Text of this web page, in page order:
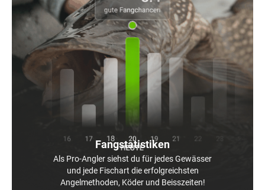
Fangstatistiken
Als Pro-Angler siehst du für jedes Gewässer
und jede Fischart die erfolgreichsten
Angelmethoden, Köder und Beisszeiten!